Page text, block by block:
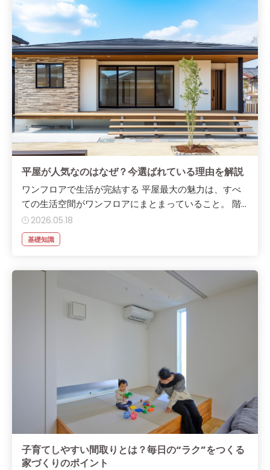
平屋が人気なのはなぜ？今選ばれている理由を解説
ワンフロアで生活が完結する 平屋最大の魅力は、すべ
ての生活空間がワンフロアにまとまっていること。 階...
2026.05.18
基礎知識
子育てしやすい間取りとは？毎日の“ラク”をつくる
家づくりのポイント